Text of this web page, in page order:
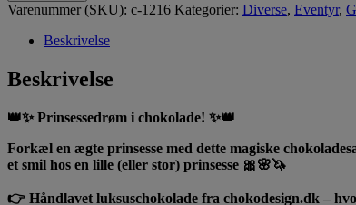
Varenummer (SKU): c-1216 Kategorier: Diverse, Eventyr,
Beskrivelse
Beskrivelse
👑✨ Prinsessedrøm i chokolade! ✨👑
Forkæl en ægte prinsesse med dette magiske
et smil hos en lille (eller stor) prinsesse 🎀🌸🦄
👉 Håndlavet luksuschokolade fra chokodesign.dk –